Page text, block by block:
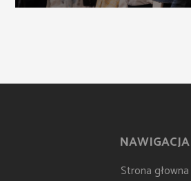
NAWIGACJA
Strona głowna